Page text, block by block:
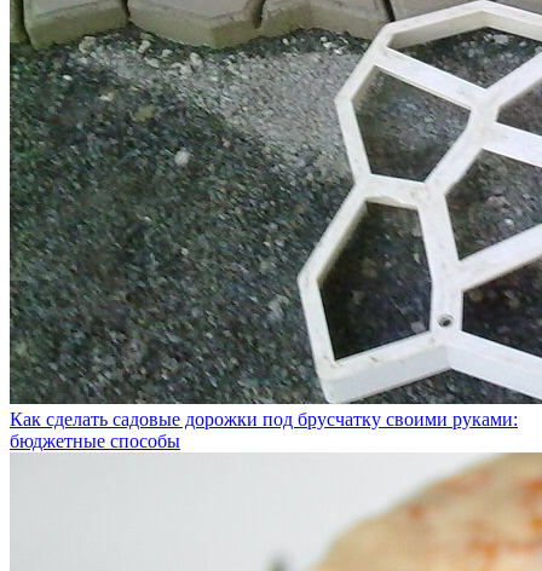
Как сделать садовые дорожки под брусчатку своими руками:
бюджетные способы